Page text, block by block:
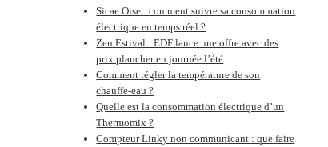
Sicae Oise : comment suivre sa consommation
électrique en temps réel ?
Zen Estival : EDF lance une offre avec des
prix plancher en journée l’été
Comment régler la température de son
chauffe-eau ?
Quelle est la consommation électrique d’un
Thermomix ?
Compteur Linky non communicant : que faire